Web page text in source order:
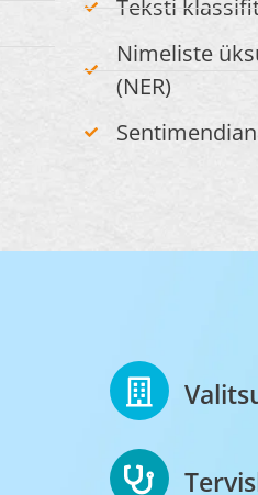
Teksti
Nimeliste
(NER)​